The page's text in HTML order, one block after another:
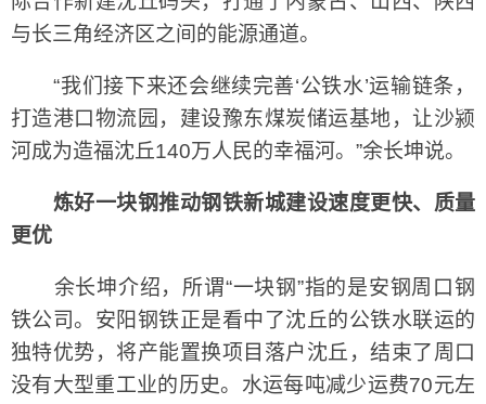
与长三角经济区之间的能源通道。
“我们接下来还会继续完善‘公铁水’运输链条，
打造港口物流园，建设豫东煤炭储运基地，让沙颍
河成为造福沈丘140万人民的幸福河。”余长坤说。
炼好一块钢推动钢铁新城建设速度更快、质量
更优
余长坤介绍，所谓“一块钢”指的是安钢周口钢
铁公司。安阳钢铁正是看中了沈丘的公铁水联运的
独特优势，将产能置换项目落户沈丘，结束了周口
没有大型重工业的历史。水运每吨减少运费70元左